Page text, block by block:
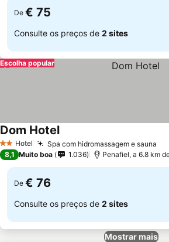
De € 75
Consulte os preços de 2 sites
Escolha popular
2 Estrelas
Hotel Spa com hidromassagem e sauna
Dom Hotel
8,1 Muito boa 1.036 Penafiel, a 6.8 km
De € 76
Consulte os preços de 2 sites
Mostrar mais